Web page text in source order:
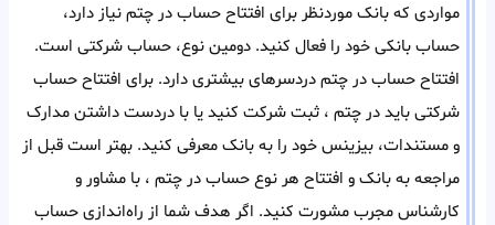
مواردی که بانک مورد‌نظر برای افتتاح حساب در چتم نیاز دارد،
حساب بانکی خود را فعال کنید. دومین نوع، حساب شرکتی است.
افتتاح حساب در چتم دردسر‌های بیشتری دارد. برای افتتاح حساب
شرکتی باید در چتم ، ثبت شرکت کنید یا با در‌دست داشتن مدارک
و مستندات، بیزینس خود را به بانک معرفی کنید. بهتر است قبل از
مراجعه به بانک و افتتاح هر‌ نوع حساب در چتم ، با مشاور و
کارشناس مجرب مشورت کنید. اگر هدف شما از راه‌اندازی حساب